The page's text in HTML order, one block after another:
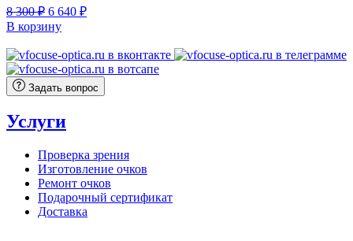
8 300₽ Первоначальная
цена
составляла
8
300 ₽.
6 640 ₽Текущая
640 ₽.
В корзину
Задать вопрос
Услуги
Проверка зрения
Изготовление очков
Ремонт очков
Подарочный сертификат
Доставка